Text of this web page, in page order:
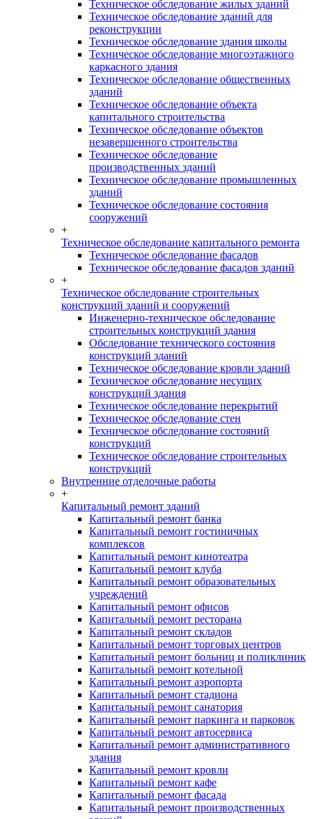
Техническое обследование жилых зданий
Техническое обследование зданий для
реконструкции
Техническое обследование здания школы
Техническое обследование многоэтажного
каркасного здания
Техническое обследование общественных
зданий
Техническое обследование объекта
капитального строительства
Техническое обследование объектов
незавершенного строительства
Техническое обследование
производственных зданий
Техническое обследование промышленных
зданий
Техническое обследование состояния
сооружений
+
Техническое обследование капитального ремонта
Техническое обследование фасадов
Техническое обследование фасадов зданий
+
Техническое обследование строительных
конструкций зданий и сооружений
Инженерно-техническое обследование
строительных конструкций здания
Обследование технического состояния
конструкций зданий
Техническое обследование кровли зданий
Техническое обследование несущих
конструкций здания
Техническое обследование перекрытий
Техническое обследование стен
Техническое обследование состояний
конструкций
Техническое обследование строительных
конструкций
Внутренние отделочные работы
+
Капитальный ремонт зданий
Капитальный ремонт банка
Капитальный ремонт гостиничных
комплексов
Капитальный ремонт кинотеатра
Капитальный ремонт клуба
Капитальный ремонт образовательных
учреждений
Капитальный ремонт офисов
Капитальный ремонт ресторана
Капитальный ремонт складов
Капитальный ремонт торговых центров
Капитальный ремонт больниц и поликлиник
Капитальный ремонт котельной
Капитальный ремонт аэропорта
Капитальный ремонт стадиона
Капитальный ремонт санатория
Капитальный ремонт паркинга и парковок
Капитальный ремонт автосервиса
Капитальный ремонт административного
здания
Капитальный ремонт кровли
Капитальный ремонт кафе
Капитальный ремонт фасада
Капитальный ремонт производственных